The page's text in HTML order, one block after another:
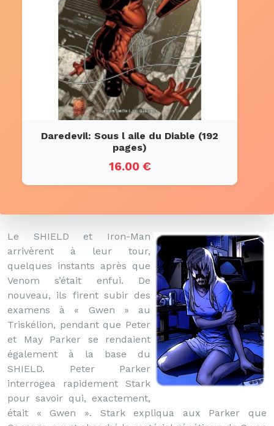
Daredevil: Sous l aile du Diable (192
pages)
16.00 €
Le SHIELD et Iron-Man
arrivèrent à leur tour,
quelques instants après que
Venom s’était enfui. De
nouveau, ils firent subir des
examens à « Gwen » au
Triskélion, pendant que Peter
et May Parker se rendaient
également à la base du
SHIELD. Peter Parker
interrogea rapidement Stark
pour savoir qui, exactement,
était « Gwen ». Stark expliqua aux Parker que